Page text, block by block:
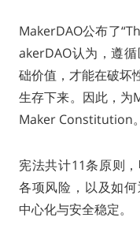
MakerDAO公布了
akerDAO认为，遵
础价值，才能在破坏
生存下来。因此，为
Maker Constitution。
宪法共计11条原则
各项风险，以及如
中心化与安全稳定。